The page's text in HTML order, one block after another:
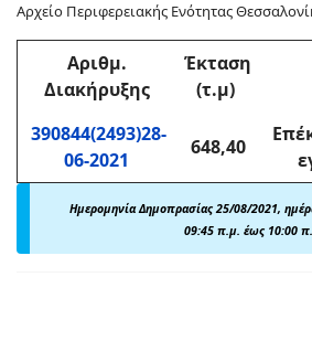
Αρχείο Περιφερειακής Ενότητας
Αριθμ.
Διακήρυξης
Έκταση
(τ.μ)
390844(2493)28-
06-2021
648,40
Ημερομηνία Δημοπρασίας 25/08/2021,
09:45 π.μ. έως 10:00